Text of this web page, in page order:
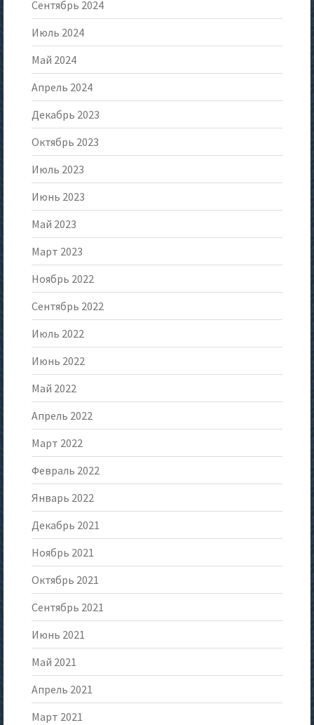
Сентябрь 2024
Июль 2024
Май 2024
Апрель 2024
Декабрь 2023
Октябрь 2023
Июль 2023
Июнь 2023
Май 2023
Март 2023
Ноябрь 2022
Сентябрь 2022
Июль 2022
Июнь 2022
Май 2022
Апрель 2022
Март 2022
Февраль 2022
Январь 2022
Декабрь 2021
Ноябрь 2021
Октябрь 2021
Сентябрь 2021
Июнь 2021
Май 2021
Апрель 2021
Март 2021